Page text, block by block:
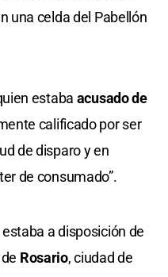
una celda del Pabellón
estaba acusado de
calificado por ser
de disparo y en
de consumado”.
a disposición de
Rosario, ciudad de